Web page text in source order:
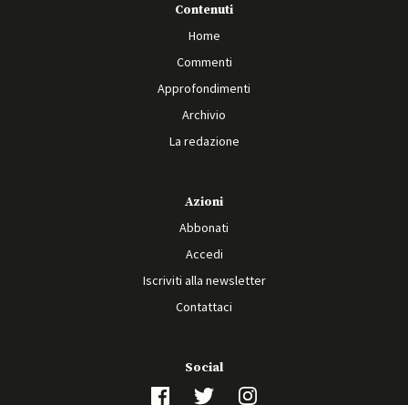
Contenuti
Home
Commenti
Approfondimenti
Archivio
La redazione
Azioni
Abbonati
Accedi
Iscriviti alla newsletter
Contattaci
Social